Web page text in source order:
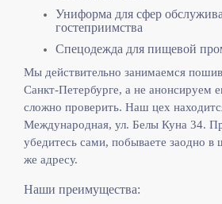
Униформа для сфер
гостеприимства
Спецодежда для пищевой
Мы действительно занимаемся
Санкт-Петербурге, а не анонсируем
сложно проверить. Наш цех
Международная, ул. Белы Куна 34.
убедитесь сами, побываете заодно
же адресу.
Наши преимущества: